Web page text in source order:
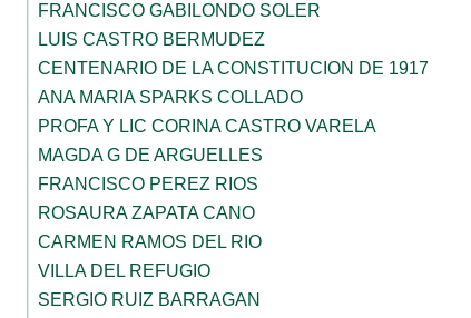
FRANCISCO GABILONDO SOLER
LUIS CASTRO BERMUDEZ
CENTENARIO DE LA CONSTITUCION DE 1917
ANA MARIA SPARKS COLLADO
PROFA Y LIC CORINA CASTRO VARELA
MAGDA G DE ARGUELLES
FRANCISCO PEREZ RIOS
ROSAURA ZAPATA CANO
CARMEN RAMOS DEL RIO
VILLA DEL REFUGIO
SERGIO RUIZ BARRAGAN